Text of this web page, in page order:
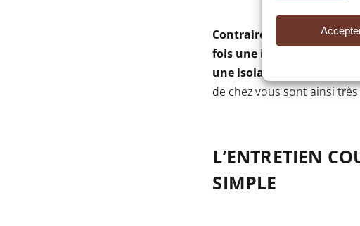
Contrairement à
fois une isolation
une isolation phonique.
de chez vous sont ainsi
L’ENTRETIEN
SIMPLE